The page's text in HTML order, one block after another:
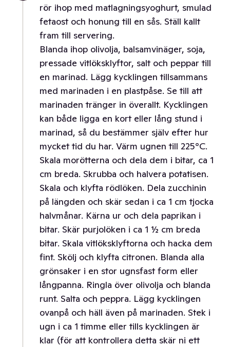
rör ihop med matlagningsyoghurt, smulad
fetaost och honung till en sås. Ställ kallt
fram till servering.
Blanda ihop olivolja, balsamvinäger, soja,
pressade vitlöksklyftor, salt och peppar till
en marinad. Lägg kycklingen tillsammans
med marinaden i en plastpåse. Se till att
marinaden tränger in överallt. Kycklingen
kan både ligga en kort eller lång stund i
marinad, så du bestämmer själv efter hur
mycket tid du har. Värm ugnen till 225°C.
Skala morötterna och dela dem i bitar, ca 1
cm breda. Skrubba och halvera potatisen.
Skala och klyfta rödlöken. Dela zucchinin
på längden och skär sedan i ca 1 cm tjocka
halvmånar. Kärna ur och dela paprikan i
bitar. Skär purjolöken i ca 1 ½ cm breda
bitar. Skala vitlöksklyftorna och hacka dem
fint. Skölj och klyfta citronen. Blanda alla
grönsaker i en stor ugnsfast form eller
långpanna. Ringla över olivolja och blanda
runt. Salta och peppra. Lägg kycklingen
ovanpå och häll även på marinaden. Stek i
ugn i ca 1 timme eller tills kycklingen är
klar (för att kontrollera detta skär ni ett